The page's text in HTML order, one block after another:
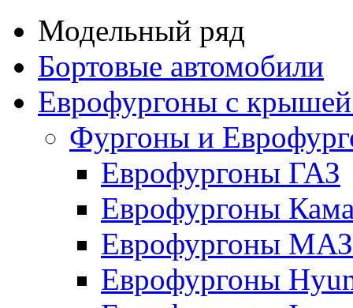
Модельный ряд
Бортовые автомобили
Еврофургоны с
Фургоны и
Еврофургоны ГАЗ
Еврофургоны
Еврофургоны МАЗ
Еврофургоны